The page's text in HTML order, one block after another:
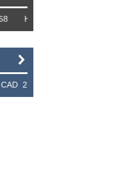
EUR 1,229 WB
NZD 2.1914 SGD